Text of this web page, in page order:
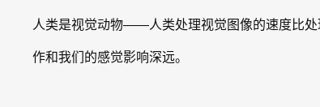
人类是视觉动物——人类处理视觉图像的速度比处
作和我们的感觉影响深远。